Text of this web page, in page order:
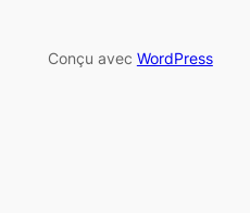
Conçu avec WordPress